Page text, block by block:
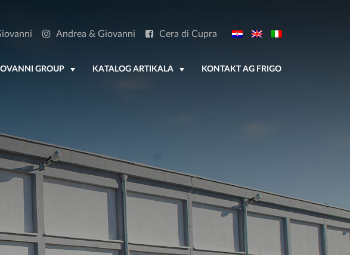
Andrea & Giovanni Cera di Cupra
GROUP KATALOG ARTIKALA KONTAKT AG FRIGO